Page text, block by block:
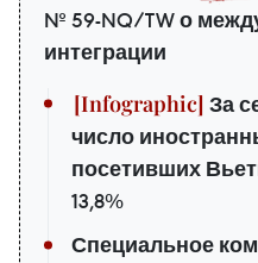
№ 59-NQ/TW о
интеграции
За
число
посетивших
13,8%
Специальное